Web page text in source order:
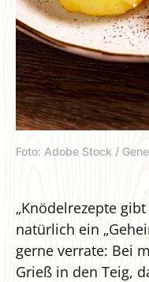
Foto: Adobe Stock /
„Knödelrezepte
natürlich ein
gerne verrate: Bei
Grieß in den Teig,